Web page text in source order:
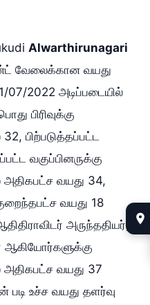
Alwarthirunagari
வேலைக்கான வயது
07/2022 அடிப்படையில்
பிரிவுக்கு
பிற்படுத்தப்பட்ட
வகுப்பினருக்கு
அதிகபட்ச வயது 34,
வயது 18
அருந்ததியர்,
ஆகியோர்களுக்கு
அதிகபட்ச வயது 37
படி உச்ச வயது தளர்வு